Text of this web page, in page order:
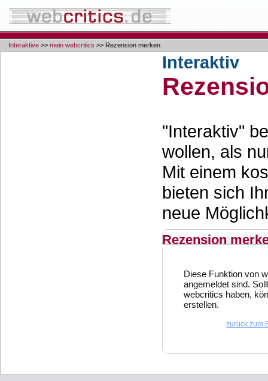
Interaktive >> mein webcritics >> Rezension merken
Interaktiv
"Interaktiv"
wollen, als
Mit einem
bieten sich
neue
Rezension
Diese Funktion von
angemeldet sind.
webcritics haben,
erstellen.
zurück zum